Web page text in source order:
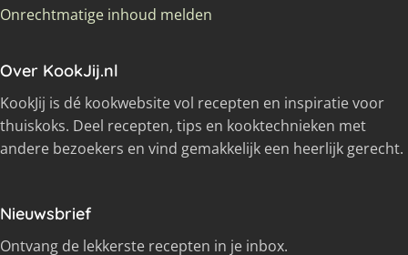
Onrechtmatige inhoud melden
Over KookJij.nl
KookJij is dé kookwebsite vol recepten en inspiratie voor
thuiskoks. Deel recepten, tips en kooktechnieken met
andere bezoekers en vind gemakkelijk een heerlijk gerecht.
Nieuwsbrief
Ontvang de lekkerste recepten in je inbox.